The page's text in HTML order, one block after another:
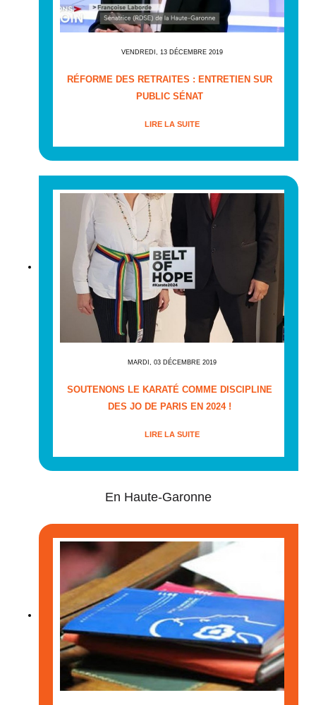
VENDREDI, 13 DÉCEMBRE 2019
RÉFORME DES RETRAITES : ENTRETIEN SUR
PUBLIC SÉNAT
LIRE LA SUITE
MARDI, 03 DÉCEMBRE 2019
SOUTENONS LE KARATÉ COMME DISCIPLINE
DES JO DE PARIS EN 2024 !
LIRE LA SUITE
En Haute-Garonne